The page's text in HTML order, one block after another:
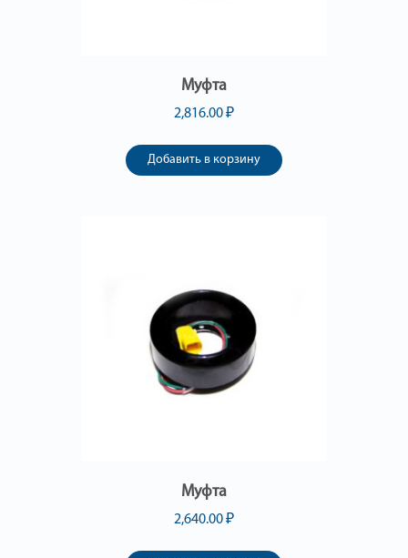
Муфта
2,816.00₽
Добавить в корзину
Муфта
2,640.00₽